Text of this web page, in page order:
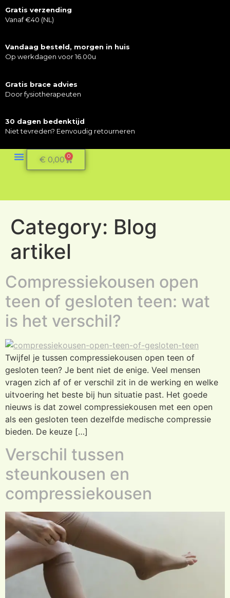
Gratis verzending
Vanaf €40 (NL)
Vandaag besteld, morgen in huis
Op werkdagen voor 16.00u
Gratis brace advies
Door fysiotherapeuten
30 dagen bedenktijd
Niet tevreden? Eenvoudig retourneren
€ 0,00 0
Category: Blog
artikel
Compressiekousen open
teen of gesloten teen: wat
is het verschil?
Twijfel je tussen compressiekousen open teen of
gesloten teen? Je bent niet de enige. Veel mensen
vragen zich af of er verschil zit in de werking en welke
uitvoering het beste bij hun situatie past. Het goede
nieuws is dat zowel compressiekousen met een open
als een gesloten teen dezelfde medische compressie
bieden. De keuze […]
Verschil tussen
steunkousen en
compressiekousen